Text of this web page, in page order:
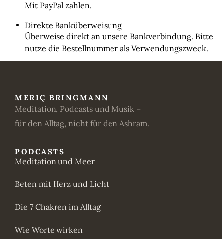
Mit PayPal zahlen.
Direkte Banküberweisung
Überweise direkt an unsere Bankverbindung. Bitte
nutze die Bestellnummer als Verwendungszweck.
MERIÇ BRINGMANN
Meditation, Podcasts und Musik –
für den Alltag, nicht für den Ashram.
PODCASTS
Meditation und Meer
Beten mit Herz und Licht
Die 7 Chakren im Alltag
Wie Worte wirken